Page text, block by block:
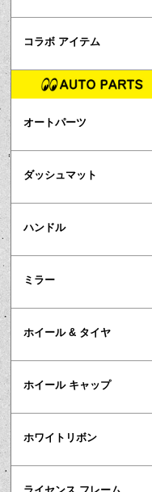
コラボ アイテム
オートパーツ
ダッシュマット
ハンドル
ミラー
ホイール & タイヤ
ホイール キャップ
ホワイトリボン